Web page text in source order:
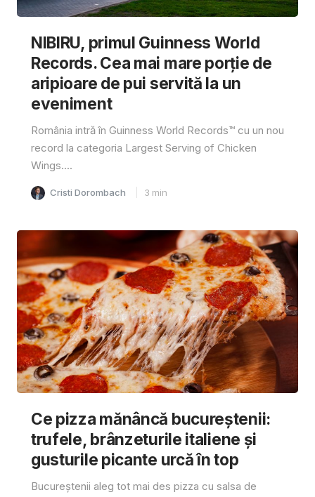
NIBIRU, primul Guinness World
Records. Cea mai mare porție de
aripioare de pui servită la un
eveniment
România intră în Guinness World Records™️ cu un nou
record la categoria Largest Serving of Chicken
Wings....
Cristi Dorombach 3 min
Ce pizza mănâncă bucureștenii:
trufele, brânzeturile italiene și
gusturile picante urcă în top
Bucureștenii aleg tot mai des pizza cu salsa de